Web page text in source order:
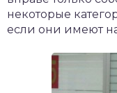
некоторые
если они имеют